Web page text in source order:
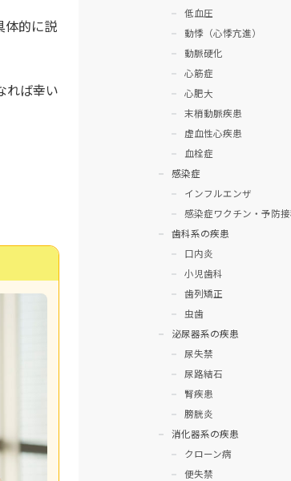
体的に説
れば幸い
低血圧
動悸（心悸亢進）
動脈硬化
心筋症
心肥大
末梢動脈疾患
虚血性心疾患
血栓症
感染症
インフルエンザ
感染症ワクチン・予防
歯科系の疾患
口内炎
小児歯科
歯列矯正
虫歯
泌尿器系の疾患
尿失禁
尿路結石
腎疾患
膀胱炎
消化器系の疾患
クローン病
便失禁